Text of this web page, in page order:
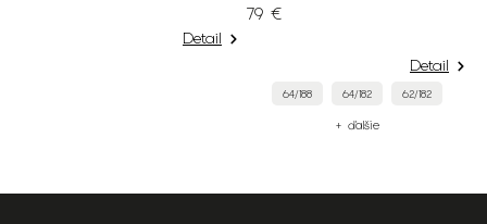
Detail
79 €
Detail
64/188 64/182 62/182
+ ďalšie